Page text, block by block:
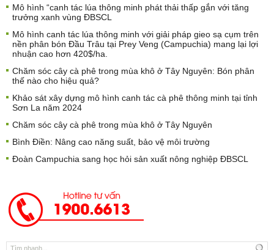
Mô hình “canh tác lúa thông minh phát thải thấp gắn với tăng
trưởng xanh vùng ĐBSCL
Mô hình canh tác lúa thông minh với giải pháp gieo sạ cụm trên
nền phân bón Đầu Trâu tại Prey Veng (Campuchia) mang lại lợi
nhuận cao hơn 420$/ha.
Chăm sóc cây cà phê trong mùa khô ở Tây Nguyên: Bón phân
thế nào cho hiệu quả?
Khảo sát xây dựng mô hình canh tác cà phê thông minh tại tỉnh
Sơn La năm 2024
Chăm sóc cây cà phê trong mùa khô ở Tây Nguyên
Bình Điền: Nâng cao năng suất, bảo vệ môi trường
Đoàn Campuchia sang học hỏi sản xuất nông nghiệp ĐBSCL